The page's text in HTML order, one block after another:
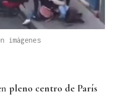
imágenes
pleno centro de París